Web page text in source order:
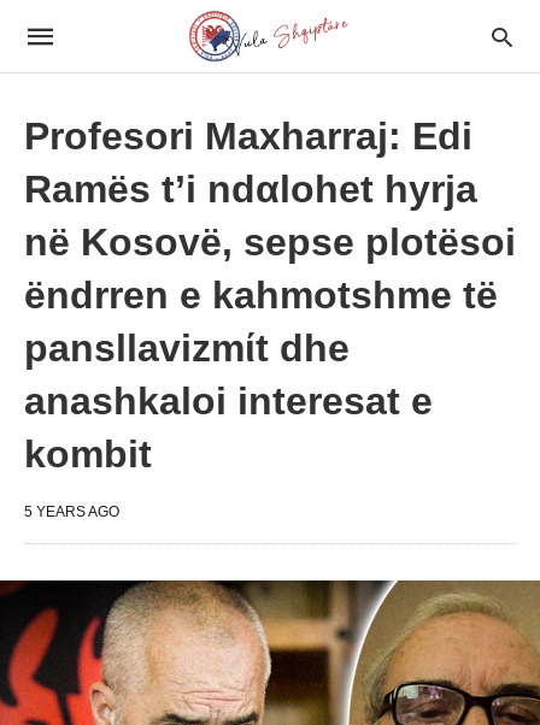
Profesori Maxharraj: Edi
Ramës t’i ndαlohet hyrja
në Kosovë, sepse plotësoi
ëndrren e kahmotshme të
pansllavizmίt dhe
anashkaloi interesat e
kombit
5 YEARS AGO